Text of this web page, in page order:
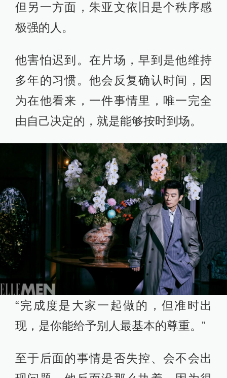
但另一方面，朱亚文依旧是个秩序感
极强的人。
他害怕迟到。在片场，早到是他维持
多年的习惯。他会反复确认时间，因
为在他看来，一件事情里，唯一完全
由自己决定的，就是能够按时到场。
“完成度是大家一起做的，但准时出
现，是你能给予别人最基本的尊重。”
至于后面的事情是否失控、会不会出